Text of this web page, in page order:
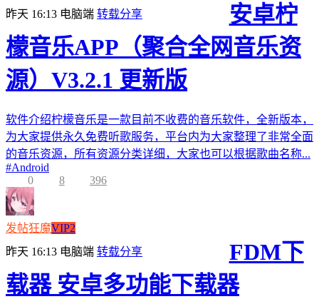
昨天 16:13 电脑端 转载分享
安卓柠
檬音乐APP（聚合全网音乐资
源）V3.2.1 更新版
软件介绍柠檬音乐是一款目前不收费的音乐软件，全新版本，
为大家提供永久免费听歌服务，平台内为大家整理了非常全面
的音乐资源，所有资源分类详细，大家也可以根据歌曲名称...
#Android
0
8 396
发帖狂魔VIP2
昨天 16:13 电脑端 转载分享
FDM下
载器 安卓多功能下载器